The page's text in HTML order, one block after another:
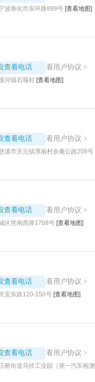
波奉化市东环路889号 [查看地图]
查看电话
2625 查看用户协议 >
河镇石堰村 [查看地图]
查看电话
5808 查看用户协议 >
溪市天元镇潭南村余庵公路208号
查看电话
2219 查看用户协议 >
区世南西路1768号 [查看地图]
查看电话
1556 查看用户协议 >
安东路120-150号 [查看地图]
查看电话
2624 查看用户协议 >
桥街道马径工业园（第一汽车检